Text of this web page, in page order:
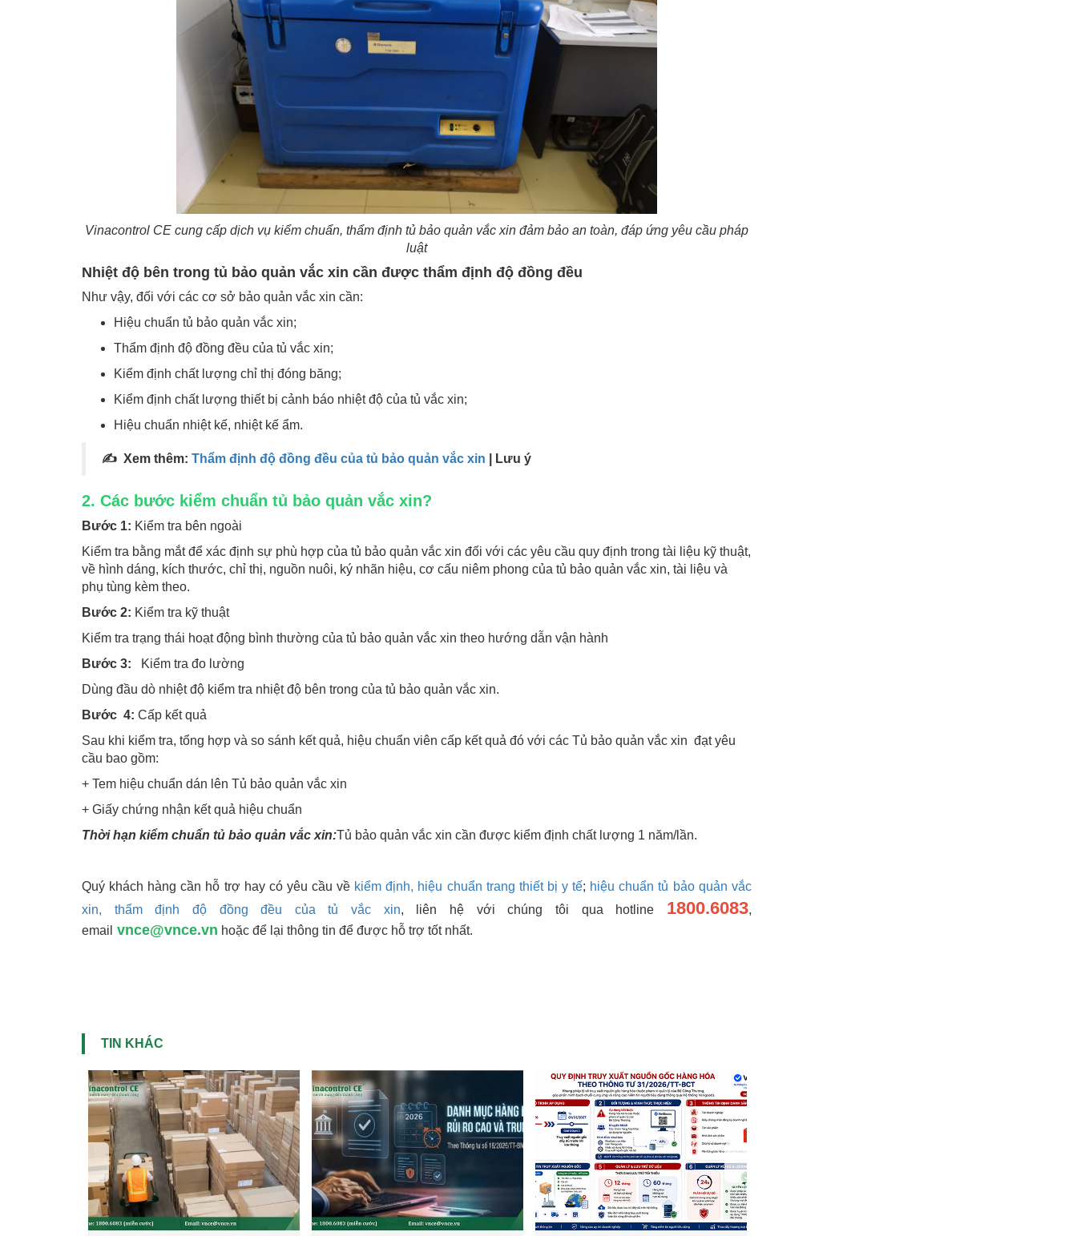
Vinacontrol CE cung cấp dịch vụ kiểm chuẩn, thẩm định tủ bảo quản vắc xin đảm bảo an toàn, đáp ứng yêu cầu pháp
luật
Nhiệt độ bên trong tủ bảo quản vắc xin cần được thẩm định độ đồng đều
Như vậy, đối với các cơ sở bảo quản vắc xin cần:
Hiệu chuẩn tủ bảo quản vắc xin;
Thẩm định độ đồng đều của tủ vắc xin;
Kiểm định chất lượng chỉ thị đóng băng;
Kiểm định chất lượng thiết bị cảnh báo nhiệt độ của tủ vắc xin;
Hiệu chuẩn nhiệt kế, nhiệt kế ẩm.
✍ Xem thêm: Thẩm định độ đồng đều của tủ bảo quản vắc xin | Lưu ý
2. Các bước kiểm chuẩn tủ bảo quản vắc xin?
Bước 1: Kiểm tra bên ngoài
Kiểm tra bằng mắt để xác định sự phù hợp của tủ bảo quản vắc xin đối với các yêu cầu quy định trong tài liệu kỹ thuật,
về hình dáng, kích thước, chỉ thị, nguồn nuôi, ký nhãn hiệu, cơ cấu niêm phong của tủ bảo quản vắc xin, tài liệu và
phụ tùng kèm theo.
Bước 2: Kiểm tra kỹ thuật
Kiểm tra trạng thái hoạt động bình thường của tủ bảo quản vắc xin theo hướng dẫn vận hành
Bước 3: Kiểm tra đo lường
Dùng đầu dò nhiệt độ kiểm tra nhiệt độ bên trong của tủ bảo quản vắc xin.
Bước 4: Cấp kết quả
Sau khi kiểm tra, tổng hợp và so sánh kết quả, hiệu chuẩn viên cấp kết quả đó với các Tủ bảo quản vắc xin đạt yêu
cầu bao gồm:
+ Tem hiệu chuẩn dán lên Tủ bảo quản vắc xin
+ Giấy chứng nhận kết quả hiệu chuẩn
Thời hạn kiểm chuẩn tủ bảo quản vắc xin:Tủ bảo quản vắc xin cần được kiểm định chất lượng 1 năm/lần.
Quý khách hàng cần hỗ trợ hay có yêu cầu về kiểm định, hiệu chuẩn trang thiết bị y tế; hiệu chuẩn tủ bảo quản vắc
xin, thẩm định độ đồng đều của tủ vắc xin, liên hệ với chúng tôi qua hotline 1800.6083,
email vnce@vnce.vn hoặc để lại thông tin để được hỗ trợ tốt nhất.
TIN KHÁC